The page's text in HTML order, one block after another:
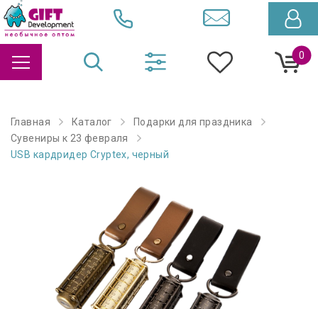
0
Главная Каталог
Подарки для праздника
Сувениры к 23 февраля
USB кардридер Cryptex, черный